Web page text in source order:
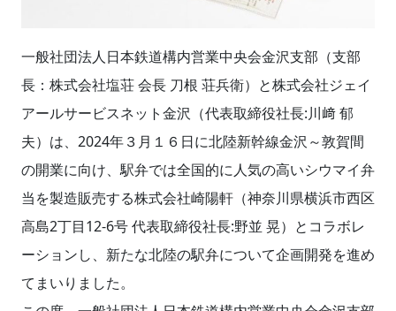
一般社団法人日本鉄道構内営業中央会金沢支部（支部
長：株式会社塩荘 会長 刀根 荘兵衛）と株式会社ジェイ
アールサービスネット金沢（代表取締役社長:川﨑 郁
夫）は、2024年３月１６日に北陸新幹線金沢～敦賀間
の開業に向け、駅弁では全国的に人気の高いシウマイ弁
当を製造販売する株式会社崎陽軒（神奈川県横浜市西区
高島2丁目12-6号 代表取締役社長:野並 晃）とコラボレ
ーションし、新たな北陸の駅弁について企画開発を進め
てまいりました。